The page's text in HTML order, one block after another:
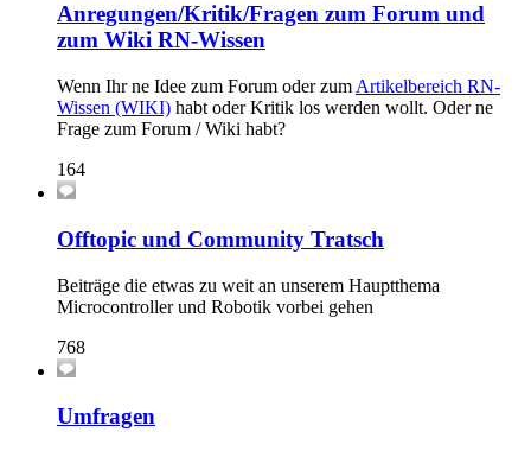
Anregungen/Kritik/Fragen zum Forum und
zum Wiki RN-Wissen
Wenn Ihr ne Idee zum Forum oder zum Artikelbereich RN-
Wissen (WIKI) habt oder Kritik los werden wollt. Oder ne
Frage zum Forum / Wiki habt?
164
Offtopic und Community Tratsch
Beiträge die etwas zu weit an unserem Hauptthema
Microcontroller und Robotik vorbei gehen
768
Umfragen